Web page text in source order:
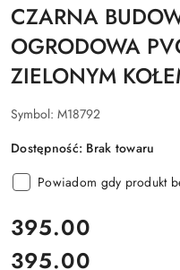
CZARNA
OGRODOWA
ZIELONYM
Symbol: M18792
Dostępność: Brak towaru
Powiadom gdy produkt
cena:
395.00
Cena:
395.00